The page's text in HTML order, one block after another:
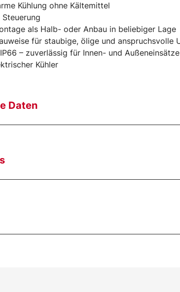
Kühlung ohne Kältemittel
als Halb- oder Anbau in beliebiger Lage
für staubige, ölige und anspruchsvolle
– zuverlässig für Innen- und Außeneinsätze
Kühler
Daten